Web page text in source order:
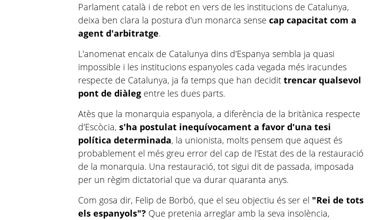
Parlament català i de rebot en vers de les institucions de Catalunya,
deixa ben clara la postura d'un monarca sensecap capacitat com a
agent d'arbitratge.
L'anomenat encaix de Catalunya dins d'Espanya sembla ja quasi
impossible i les institucions espanyoles cada vegada més iracundes
respecte de Catalunya, ja fa temps que han decidittrencar qualsevol
pont de diàleg entre les dues parts.
Atès que la monarquia espanyola, a diferència de la britànica respecte
d'Escòcia,s'ha postulat inequívocament a favor d'una tesi
política determinada, la unionista, molts pensem que aquest és
probablement el més greu error del cap de l'Estat des de la restauració
de la monarquia. Una restauració, tot sigui dit de passada, imposada
per un règim dictatorial que va durar quaranta anys.
Com gosa dir, Felip de Borbó, que el seu objectiu és ser el "Rei de tots
els espanyols"? Que pretenia arreglar amb la seva insolència,